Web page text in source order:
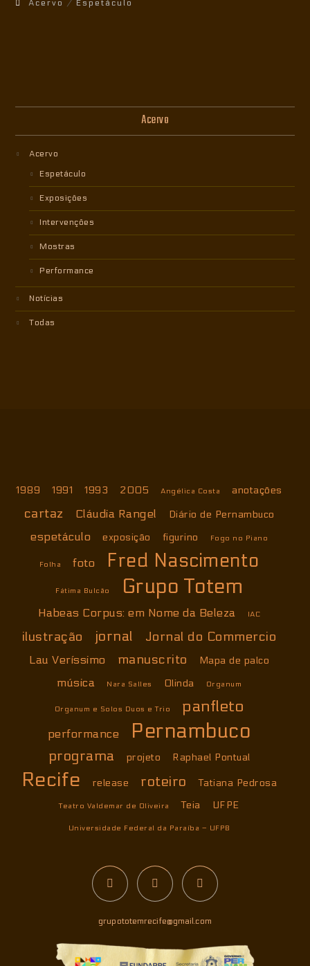
Acervo / Espetáculo
Acervo
Acervo
Espetáculo
Exposições
Intervenções
Mostras
Performance
Notícias
Todas
1989 1991 1993 2005 Angélica Costa anotações
cartaz Cláudia Rangel Diário de Pernambuco
espetáculo exposição figurino Fogo no Piano
Folha foto Fred Nascimento
Fátima Bulcão Grupo Totem
Habeas Corpus: em Nome da Beleza IAC
ilustração jornal Jornal do Commercio
Lau Veríssimo manuscrito Mapa de palco
música Nara Salles Olinda Organum
Organum e Solos Duos e Trio panfleto
performance Pernambuco
programa projeto Raphael Pontual
Recife release roteiro Tatiana Pedrosa
Teatro Valdemar de Oliveira Teia UFPE
Universidade Federal da Paraíba – UFPB
grupototemrecife@gmail.com